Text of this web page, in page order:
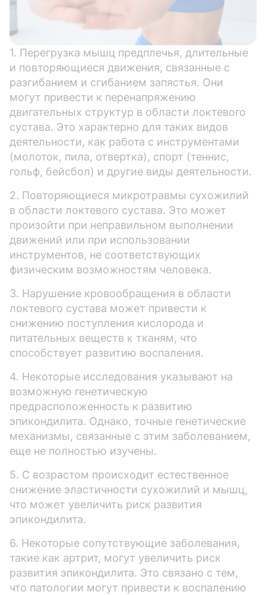
1. Перегрузка мышц предплечья, длительные
и повторяющиеся движения, связанные с
разгибанием и сгибанием запястья. Они
могут привести к перенапряжению
двигательных структур в области локтевого
сустава. Это характерно для таких видов
деятельности, как работа с инструментами
(молоток, пила, отвертка), спорт (теннис,
гольф, бейсбол) и другие виды деятельности.
2. Повторяющиеся микротравмы сухожилий
в области локтевого сустава. Это может
произойти при неправильном выполнении
движений или при использовании
инструментов, не соответствующих
физическим возможностям человека.
3. Нарушение кровообращения в области
локтевого сустава может привести к
снижению поступления кислорода и
питательных веществ к тканям, что
способствует развитию воспаления.
4. Некоторые исследования указывают на
возможную генетическую
предрасположенность к развитию
эпикондилита. Однако, точные генетические
механизмы, связанные с этим заболеванием,
еще не полностью изучены.
5. С возрастом происходит естественное
снижение эластичности сухожилий и мышц,
что может увеличить риск развития
эпикондилита.
6. Некоторые сопутствующие заболевания,
такие как артрит, могут увеличить риск
развития эпикондилита. Это связано с тем,
что патологии могут привести к воспалению